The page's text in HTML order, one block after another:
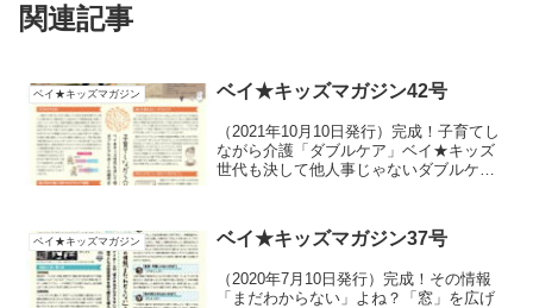
関連記事
ベイ★キッズマガジン ベイ★キッズマガジン42号
（2021年10月10日発行）完成！子育てし
ながら介護「ダブルケア」ベイ★キッズ
世代も決して他人事じゃないダブルケ
ベイ★キッズマガジン ベイ★キッズマガジン37号
（2020年7月10日発行）完成！その情報
「まだわからない」よね？「窓」を広げ